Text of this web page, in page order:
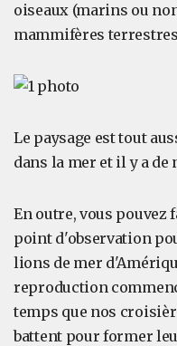
oiseaux (marins ou
mammifères
Le paysage est tout
dans la mer et il y a de
En outre, vous pouvez
point d'observation
lions de mer
reproduction
temps que nos
battent pour former